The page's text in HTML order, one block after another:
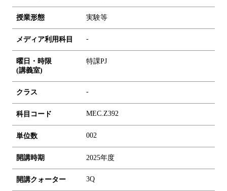
授業形態 実験等
メディア利用科目 -
曜日・時限
(講義室)
特課PJ
クラス -
科目コード MEC.Z392
単位数 002
開講時期 2025年度
開講クォーター 3Q